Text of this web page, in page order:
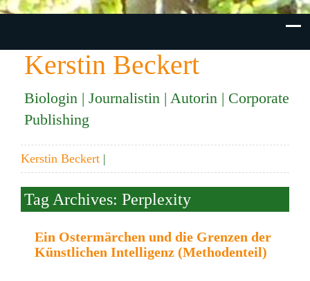
Kerstin Beckert
Biologin | Journalistin | Autorin | Corporate
Publishing
Kerstin Beckert |
Tag Archives: Perplexity
Ein Ostermärchen und die Grenzen der
Künstlichen Intelligenz (Methodenteil)